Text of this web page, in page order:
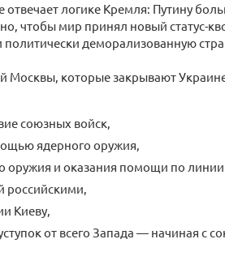
логике Кремля: Путину
чтобы мир принял новый статус-
деморализованную
Москвы, которые закрывают
союзных войск,
ядерного оружия,
оружия и оказания помощи по линии
российскими,
Киеву,
от всего Запада — начиная с